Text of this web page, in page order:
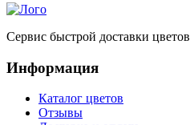
Сервис быстрой доставки цветов
Информация
Каталог цветов
Отзывы